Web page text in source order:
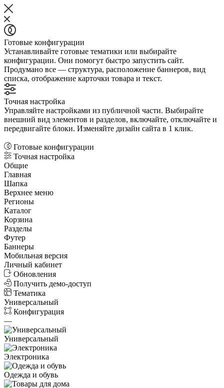
Готовые конфигурации
Устанавливайте готовые тематики или выбирайте
конфигурации. Они помогут быстро запустить сайт.
Продумано все — структура, расположение баннеров, вид
списка, отображение карточки товара и текст.
Точная настройка
Управляйте настройками из публичной части. Выбирайте
внешний вид элементов и разделов, включайте, отключайте и
передвигайте блоки. Изменяйте дизайн сайта в 1 клик.
Готовые конфигурации
Точная настройка
Общие
Главная
Шапка
Верхнее меню
Регионы
Каталог
Корзина
Разделы
Футер
Баннеры
Мобильная версия
Личный кабинет
Обновления
Получить демо-доступ
Тематика
Универсальный
Конфигурация
—
Универсальный
Электроника
Одежда и обувь